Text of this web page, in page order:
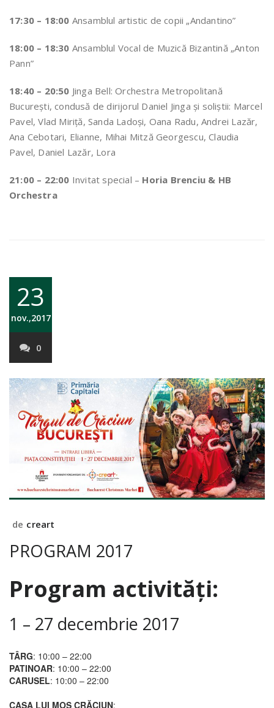
17:30 – 18:00 Ansamblul artistic de copii „Andantino”
18:00 – 18:30 Ansamblul Vocal de Muzică Bizantină „Anton
Pann”
18:40 – 20:50 Jinga Bell: Orchestra Metropolitană
Bucureşti, condusă de dirijorul Daniel Jinga şi soliştii: Marcel
Pavel, Vlad Miriţă, Sanda Ladoşi, Oana Radu, Andrei Lazăr,
Ana Cebotari, Elianne, Mihai Mitză Georgescu, Claudia
Pavel, Daniel Lazăr, Lora
21:00 – 22:00 Invitat special – Horia Brenciu & HB
Orchestra
23
nov.,2017
0
de creart
PROGRAM 2017
Program activități:
1 – 27 decembrie 2017
TÂRG: 10:00 – 22:00
PATINOAR: 10:00 – 22:00
CARUSEL: 10:00 – 22:00
CASA LUI MOȘ CRĂCIUN: